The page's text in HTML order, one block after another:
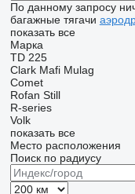
По данному запросу
багажные тягачи
показать все
Марка
TD 225
Clark Mafi Mulag
Comet
Rofan Still
R-series
Volk
показать все
Место расположения
Поиск по радиусу